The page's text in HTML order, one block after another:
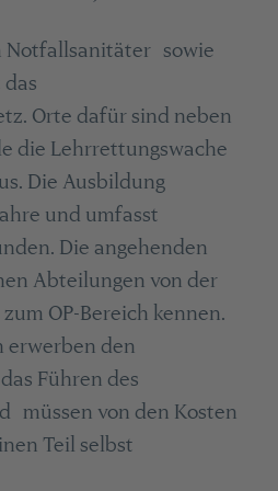
Notfallsanitäter sowie
Orte dafür sind neben
die Lehrrettungswache
Die Ausbildung
und umfasst
Die angehenden
Abteilungen von der
OP-Bereich kennen.
erwerben den
Führen des
müssen von den Kosten
Teil selbst